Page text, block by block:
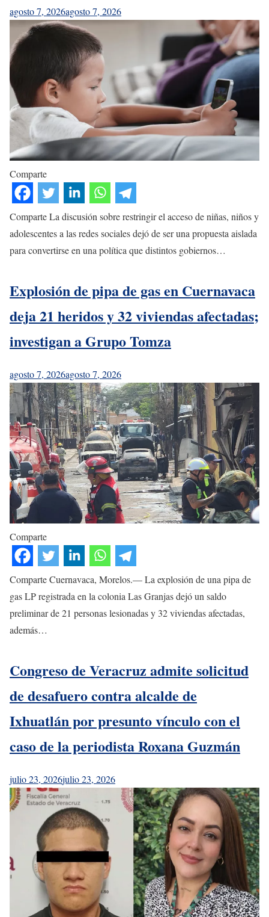
agosto 7, 2026agosto 7, 2026
Comparte
Comparte La discusión sobre restringir el acceso de niñas, niños y
adolescentes a las redes sociales dejó de ser una propuesta aislada
para convertirse en una política que distintos gobiernos…
Explosión de pipa de gas en Cuernavaca
deja 21 heridos y 32 viviendas afectadas;
investigan a Grupo Tomza
agosto 7, 2026agosto 7, 2026
Comparte
Comparte Cuernavaca, Morelos.— La explosión de una pipa de
gas LP registrada en la colonia Las Granjas dejó un saldo
preliminar de 21 personas lesionadas y 32 viviendas afectadas,
además…
Congreso de Veracruz admite solicitud
de desafuero contra alcalde de
Ixhuatlán por presunto vínculo con el
caso de la periodista Roxana Guzmán
julio 23, 2026julio 23, 2026